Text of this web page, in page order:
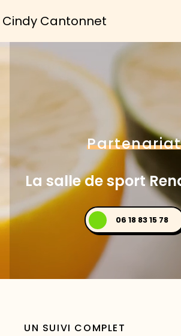
Cindy Cantonnet
Partenariat
La salle de sport
06 18 83 15 78
UN SUIVI COMPLET